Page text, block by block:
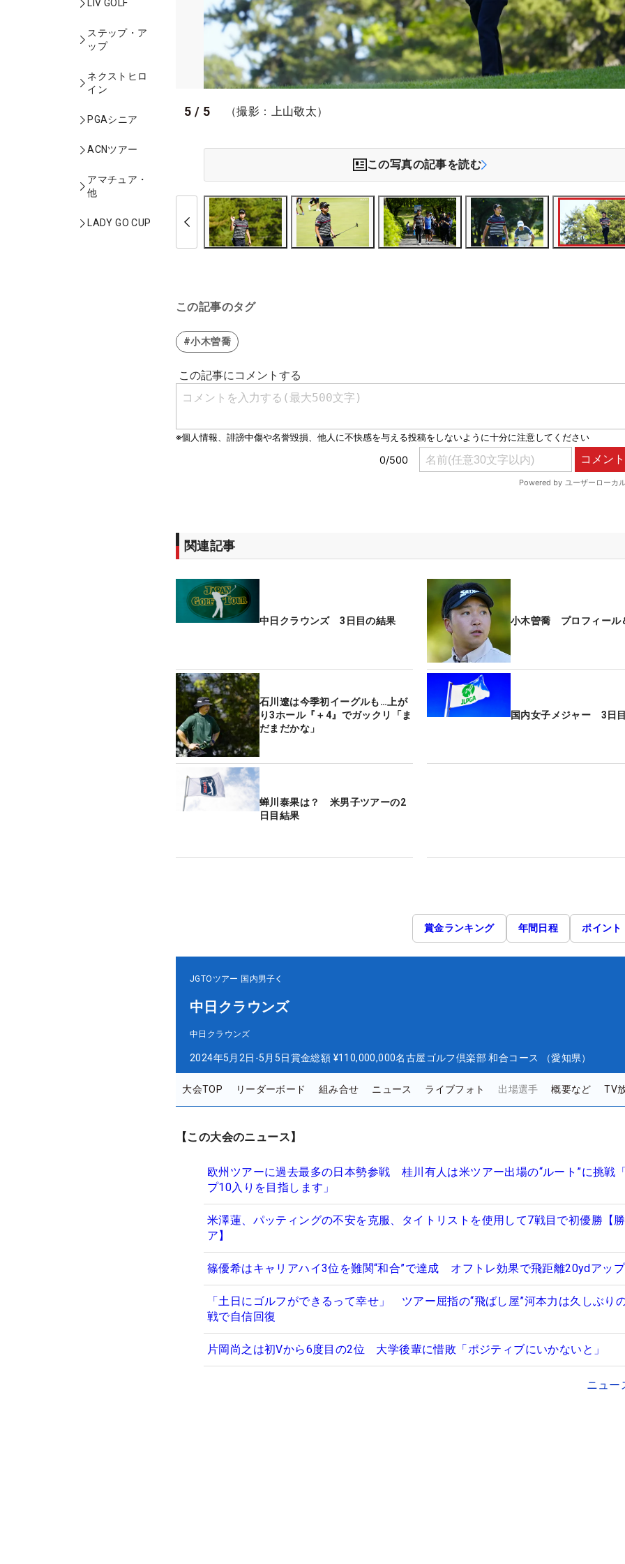
LIV GOLF
ステップ・ア
ップ
ネクストヒロ
イン
PGAシニア
ACNツアー
アマチュア・
他
LADY GO CUP
5 / 5 （撮影：上山敬太）
この写真の記事を読む
この記事のタグ
#小木曽喬
関連記事
中日クラウンズ 3日目の結果 小木曽喬 プロフィール
石川遼は今季初イーグルも…上が
り3ホール『＋4』でガックリ「ま
だまだかな」
国内女子メジャー 3日
蝉川泰果は？ 米男子ツアーの2
日目結果
賞金ランキング 年間日程 ポイント
JGTOツアー 国内男子
中日クラウンズ
中日クラウンズ
2024年5月2日-5月5日賞金総額 ¥110,000,000名古屋ゴルフ倶楽部 和合コース （愛知県）
大会TOP リーダーボード 組み合せ ニュース ライブフォト 出場選手 概要など TV
【この大会のニュース】
欧州ツアーに過去最多の日本勢参戦 桂川有人は米ツアー出場の“ルート”に挑戦
プ10入りを目指します」
米澤蓮、パッティングの不安を克服、タイトリストを使用して7戦目で初優勝【
ア】
篠優希はキャリアハイ3位を難関“和合”で達成 オフトレ効果で飛距離20ydアップ
「土日にゴルフができるって幸せ」 ツアー屈指の“飛ばし屋”河本力は久しぶり
戦で自信回復
片岡尚之は初Vから6度目の2位 大学後輩に惜敗「ポジティブにいかないと」
ニュー